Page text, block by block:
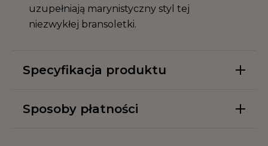
uzupełniają marynistyczny styl tej
niezwykłej bransoletki.
Specyfikacja produktu
Sposoby płatności